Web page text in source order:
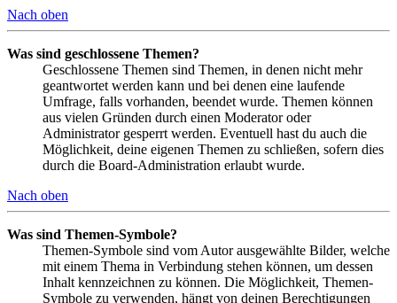
Nach oben
Was sind geschlossene Themen?
Geschlossene Themen sind Themen, in denen nicht mehr
geantwortet werden kann und bei denen eine laufende
Umfrage, falls vorhanden, beendet wurde. Themen können
aus vielen Gründen durch einen Moderator oder
Administrator gesperrt werden. Eventuell hast du auch die
Möglichkeit, deine eigenen Themen zu schließen, sofern dies
durch die Board-Administration erlaubt wurde.
Nach oben
Was sind Themen-Symbole?
Themen-Symbole sind vom Autor ausgewählte Bilder, welche
mit einem Thema in Verbindung stehen können, um dessen
Inhalt kennzeichnen zu können. Die Möglichkeit, Themen-
Symbole zu verwenden, hängt von deinen Berechtigungen